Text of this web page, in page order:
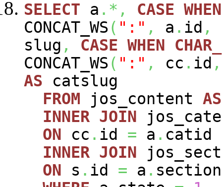
SELECT a .*, CASE WHEN
CONCAT_WS( ":" , a . id ,
slug , CASE WHEN
CONCAT_WS( ":" , cc . id ,
AS catslug
FROM jos_content AS
INNER JOIN
ON cc . id = a . catid
INNER JOIN
ON s . id = a .